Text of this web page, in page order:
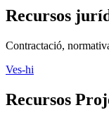
Recursos
Contractació,
Ves-hi
Recursos